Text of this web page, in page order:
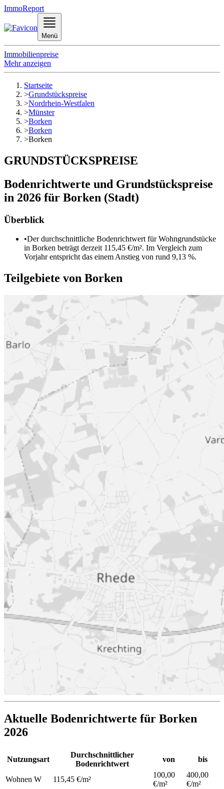
ImmoReport
Menü
Immobilienpreise
Mehr anzeigen
Startseite
>Grundstückspreise
>Nordrhein-Westfalen
>Münster
>Borken
>Borken
>Borken
GRUNDSTÜCKSPREISE
Bodenrichtwerte und Grundstückspreise
in 2026 für Borken (Stadt)
Überblick
•Der durchschnittliche Bodenrichtwert für Wohngrundstücke
in Borken beträgt derzeit 115,45 €/m². Im Vergleich zum
Vorjahr entspricht das einem Anstieg von rund 9,13 %.
Teilgebiete von Borken
Aktuelle Bodenrichtwerte für Borken
2026
Nutzungsart
Durchschnittlicher
Bodenrichtwert
von bis
Wohnen W 115,45 €/m²
100,00
€/m²
400,00
€/m²